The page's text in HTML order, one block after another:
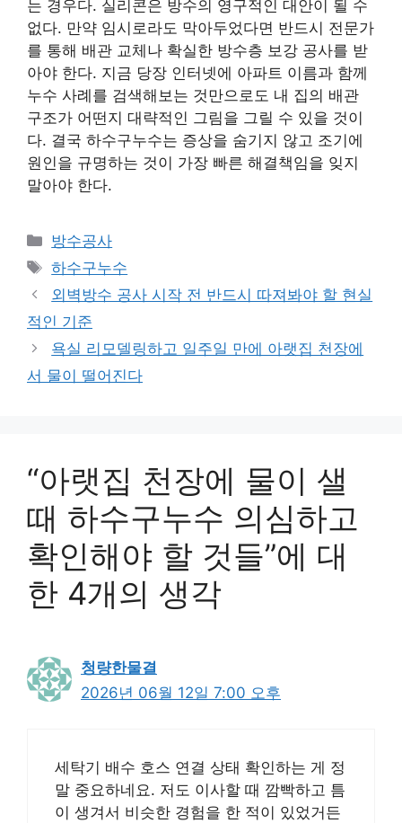
는 경우다. 실리콘은 방수의 영구적인 대안이 될 수
없다. 만약 임시로라도 막아두었다면 반드시 전문가
를 통해 배관 교체나 확실한 방수층 보강 공사를 받
아야 한다. 지금 당장 인터넷에 아파트 이름과 함께
누수 사례를 검색해보는 것만으로도 내 집의 배관
구조가 어떤지 대략적인 그림을 그릴 수 있을 것이
다. 결국 하수구누수는 증상을 숨기지 않고 조기에
원인을 규명하는 것이 가장 빠른 해결책임을 잊지
말아야 한다.
카
테
고
리
방수공사
태
그
하수구누수
외벽방수 공사 시작 전 반드시 따져봐야 할 현실
적인 기준
욕실 리모델링하고 일주일 만에 아랫집 천장에
서 물이 떨어진다
“아랫집 천장에 물이 샐
때 하수구누수 의심하고
확인해야 할 것들”에 대
한 4개의 생각
청량한물결
2026년 06월 12일 7:00 오후
세탁기 배수 호스 연결 상태 확인하는 게 정
말 중요하네요. 저도 이사할 때 깜빡하고 틈
이 생겨서 비슷한 경험을 한 적이 있었거든